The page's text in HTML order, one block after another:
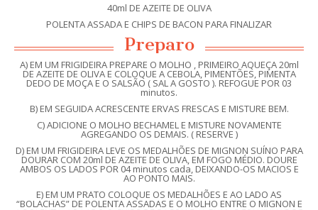
40ml DE AZEITE DE OLIVA
POLENTA ASSADA E CHIPS DE BACON PARA FINALIZAR
Preparo
A) EM UM FRIGIDEIRA PREPARE O MOLHO , PRIMEIRO AQUEÇA 20ml
DE AZEITE DE OLIVA E COLOQUE A CEBOLA, PIMENTÕES, PIMENTA
DEDO DE MOÇA E O SALSÃO ( SAL A GOSTO ). REFOGUE POR 03
minutos.
B) EM SEGUIDA ACRESCENTE ERVAS FRESCAS E MISTURE BEM.
C) ADICIONE O MOLHO BECHAMEL E MISTURE NOVAMENTE
AGREGANDO OS DEMAIS. ( RESERVE )
D) EM UM FRIGIDEIRA LEVE OS MEDALHÕES DE MIGNON SUÍNO PARA
DOURAR COM 20ml DE AZEITE DE OLIVA, EM FOGO MÉDIO. DOURE
AMBOS OS LADOS POR 04 minutos cada, DEIXANDO-OS MACIOS E
AO PONTO MAIS.
E) EM UM PRATO COLOQUE OS MEDALHÕES E AO LADO AS
“BOLACHAS” DE POLENTA ASSADAS E O MOLHO ENTRE O MIGNON E